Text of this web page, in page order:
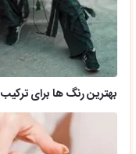
بهترین رنگ ها برای